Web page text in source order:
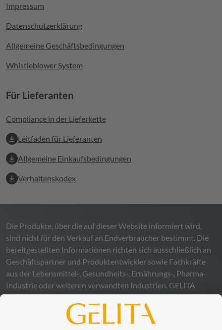
Impressum
Datenschutzerklärung
Allgemeine Geschäftsbedingungen
Whistleblower System
Für Lieferanten
Compliance in der Lieferkette
Leitfaden für Lieferanten
Allgemeine Einkaufsbedingungen
Verhaltenskodex
Die Produkte, über die auf dieser Website informiert wird,
sind nicht für den Verkauf an Endverbraucher bestimmt. Die
bereitgestellten Informationen richten sich ausschließlich an
Geschäftspartner und Produktentwickler sowie Fachkräfte
aus der Lebensmittel-, Gesundheits-, Ernährungs-, Pharma-
Industrie oder weiteren verwandten Industrien. GELITA
übernimmt keinerlei Gewähr – weder ausdrücklich noch
stillschweigend – für die Richtigkeit, Verlässlichkeit oder
Vollständigkeit der bereitgestellten Informationen und